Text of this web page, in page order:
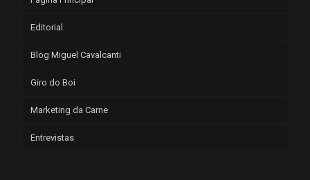
Editorial
Blog Miguel Cavalcanti
Giro do Boi
Marketing da Carne
Entrevistas